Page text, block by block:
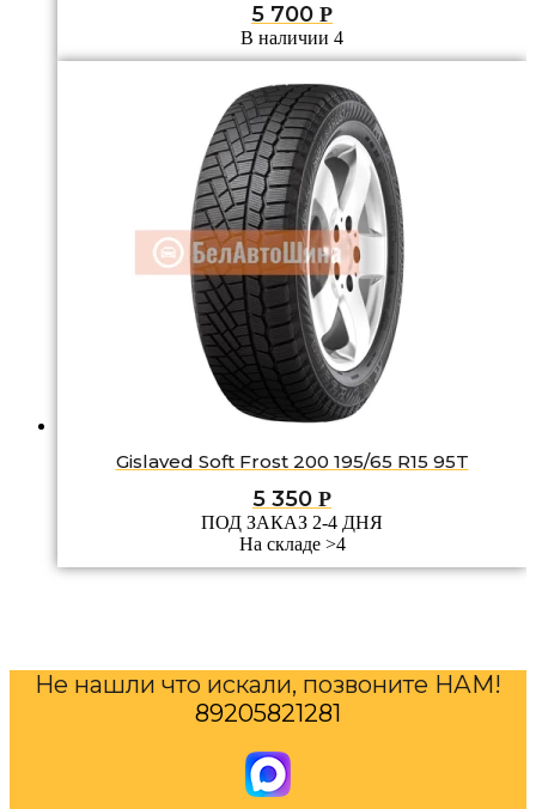
5 700 Р
В наличии 4
Gislaved Soft Frost 200 195/65 R15 95T
5 350 Р
ПОД ЗАКАЗ 2-4 ДНЯ
На складе >4
Не нашли что искали, позвоните НАМ!
89205821281